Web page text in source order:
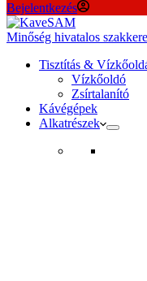
Bejelentkezés
Minőség hivatalos
Tisztítás &
Vízkőoldó
Zsírtalanító
Kávégépek
Alkatrészek